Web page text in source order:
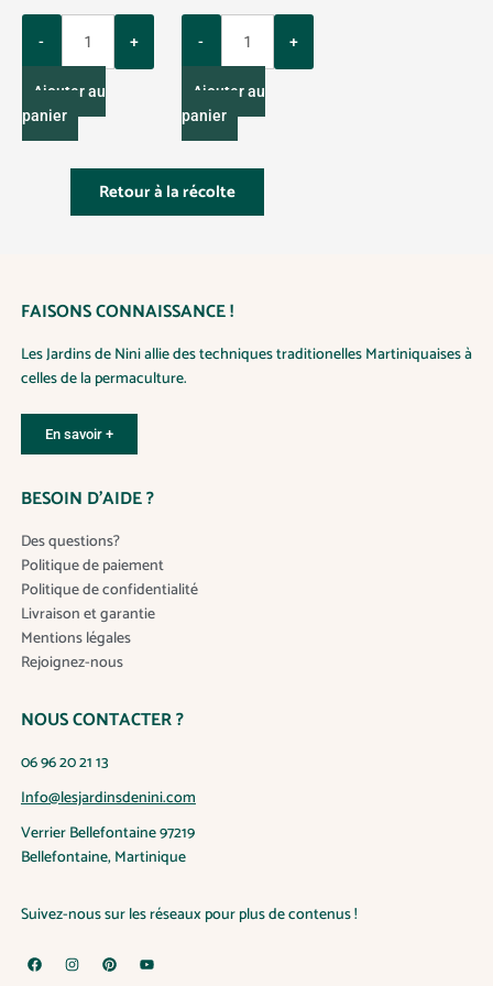
r
s
a
.
L
e
s
p
t
o
s
p
e
u
v
e
t
t
e
c
h
i
a
t
i
Ajouter au
panier
a
t
i
t
y
Ajouter au
panier
Retour à la récolte
FAISONS CONNAISSANCE !
Les Jardins de Nini allie des techniques traditionelles Martiniquaises à
celles de la permaculture.
En savoir +
BESOIN D’AIDE ?
Des questions?
Politique de paiement
Politique de confidentialité
Livraison et garantie
Mentions légales
Rejoignez-nous
NOUS CONTACTER ?
06 96 20 21 13
Info@lesjardinsdenini.com
Verrier Bellefontaine 97219
Bellefontaine, Martinique
Suivez-nous sur les réseaux pour plus de contenus !
F
a
I
n
P
i
Y
o